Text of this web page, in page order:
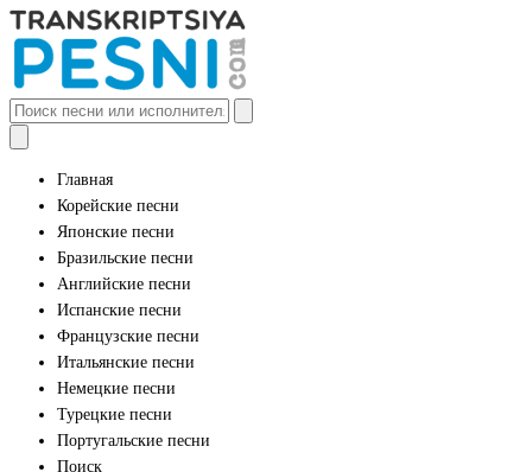
Главная
Корейские песни
Японские песни
Бразильские песни
Английские песни
Испанские песни
Французские песни
Итальянские песни
Немецкие песни
Турецкие песни
Португальские песни
Поиск